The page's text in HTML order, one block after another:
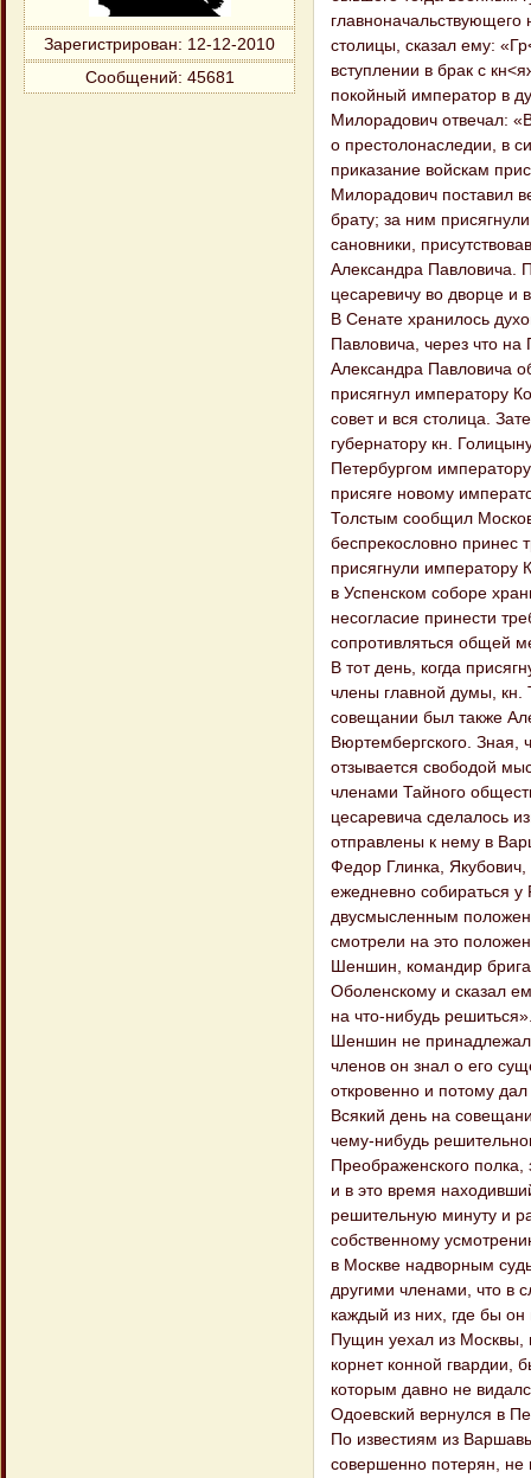
Зарегистрирован: 12-12-2010
Сообщений: 45681
столицы, сказал ему:
вступлении в брак с
покойный император в
Милорадович отвечал:
о престолонаследии, в
приказание войскам
Милорадович поставил
брату; за ним
сановники,
Александра Павловича.
цесаревичу во дворце и
В Сенате хранилось
Павловича, через что на
Александра Павловича
присягнул императору
совет и вся столица.
губернатору кн.
Петербургом
присяге новому
Толстым сообщил
беспрекословно принес
присягнули императору
в Успенском соборе
несогласие принести
сопротивляться общей
В тот день, когда
члены главной думы, кн.
совещании был также
Вюртембергского. Зная,
отзывается свободой
членами Тайного
цесаревича сделалось
отправлены к нему в
Федор Глинка, Якубович,
ежедневно собираться
двусмысленным
смотрели на это
Шеншин, командир
Оболенскому и сказал
на что-нибудь
Шеншин не принадлежал
членов он знал о его
откровенно и потому
Всякий день на
чему-нибудь
Преображенского
и в это время
решительную минуту и
собственному
в Москве надворным
другими членами, что в
каждый из них, где бы
Пущин уехал из Москвы,
корнет конной гвардии,
которым давно не
Одоевский вернулся в
По известиям из
совершенно потерян, не